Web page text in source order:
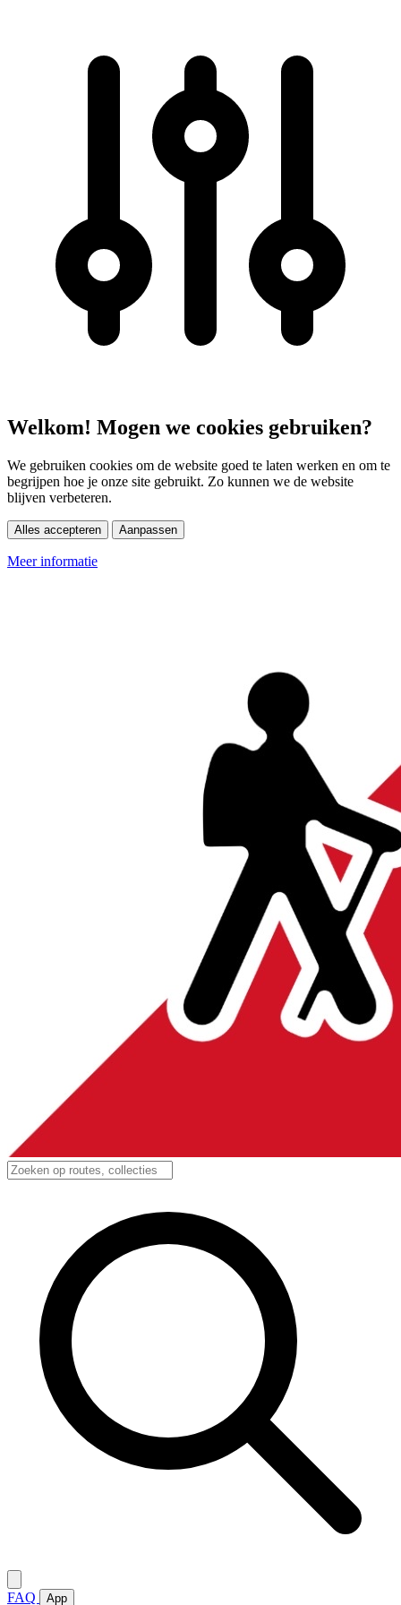
Welkom! Mogen we cookies gebruiken?
We gebruiken cookies om de website goed te laten werken en om te
begrijpen hoe je onze site gebruikt. Zo kunnen we de website
blijven verbeteren.
Alles accepteren Aanpassen
Meer informatie
FAQ App